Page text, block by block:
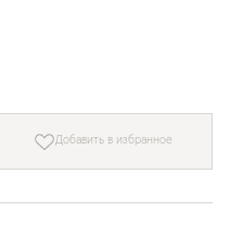
Добавить в избранное